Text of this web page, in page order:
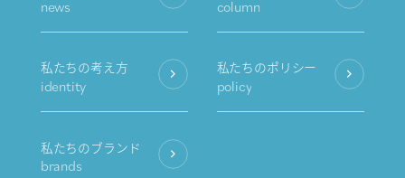
news
column
私たちの考え方
identity
私たちのポリシー
policy
私たちのブランド
brands